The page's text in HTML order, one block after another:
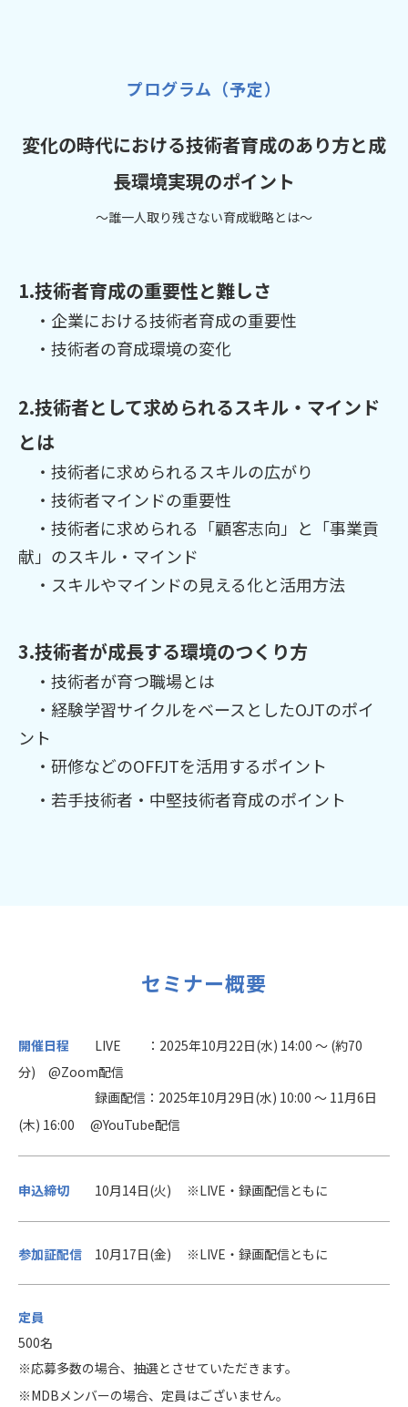
プログラム（予定）
変化の時代における技術者育成のあり方と成
長環境実現のポイント
～誰一人取り残さない育成戦略とは～
1.技術者育成の重要性と難しさ
・企業における技術者育成の重要性
・技術者の育成環境の変化
2.技術者として求められるスキル・マインド
とは
・技術者に求められるスキルの広がり
・技術者マインドの重要性
・技術者に求められる「顧客志向」と「事業貢
献」のスキル・マインド
・スキルやマインドの見える化と活用方法
3.技術者が成長する環境のつくり方
・技術者が育つ職場とは
・経験学習サイクルをベースとしたOJTのポイ
ント
・研修などのOFFJTを活用するポイント
・若手技術者・中堅技術者育成のポイント
セミナー概要
開催日程
LIVE ：2025年10月22日(水) 14:00 ～ (約70
分) @Zoom配信
録画配信：2025年10月29日(水) 10:00 ～ 11月6日
(木) 16:00 @YouTube配信
申込締切 10月14日(火) ※LIVE・録画配信ともに
参加証配信 10月17日(金) ※LIVE・録画配信ともに
定員
500名
※応募多数の場合、抽選とさせていただきます。
※MDBメンバーの場合、定員はございません。